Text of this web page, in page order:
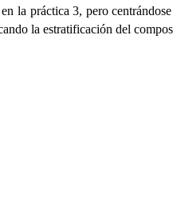
la práctica 3, pero
la estratificación del